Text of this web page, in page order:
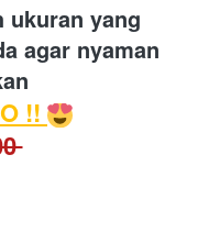
ukuran yang
agar nyaman
!!